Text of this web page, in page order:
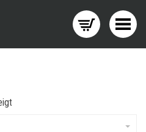
Menü wechseln